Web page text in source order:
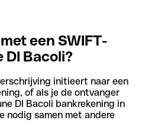
een SWIFT-
DI Bacoli?
initieert naar een
of als je de ontvanger
DI Bacoli bankrekening in
nodig samen met andere